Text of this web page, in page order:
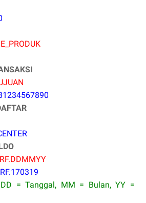
DD = Tanggal, MM = Bulan, YY =